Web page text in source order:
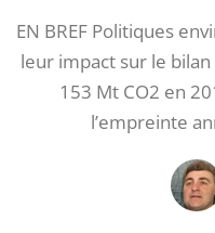
EN BREF Politiques
leur impact sur le
153 Mt CO2 en
l’empreinte